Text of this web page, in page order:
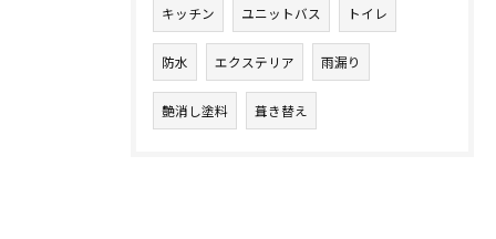
キッチン ユニットバス トイレ
防水 エクステリア 雨漏り
艶消し塗料 葺き替え